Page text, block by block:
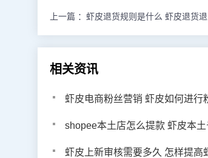
上一篇 ： 虾皮退货规则是什么 虾皮退货
相关资讯
虾皮电商粉丝营销 虾皮如何进行粉丝
shopee本土店怎么提款 虾皮本土号优势
虾皮上新审核需要多久 怎样提高虾皮通